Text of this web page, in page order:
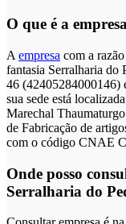
O que é a
A empresa com a
fantasia Serralharia do
46 (42405284000146)
sua sede está
Marechal
de Fabricação de
com o código CNAE
Onde posso
Serralharia do